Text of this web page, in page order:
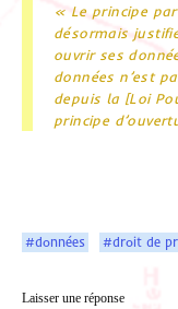
« Le principe
désormais
ouvrir ses
données n’est
depuis la [Loi
principe
#données #droit de
Laisser une réponse